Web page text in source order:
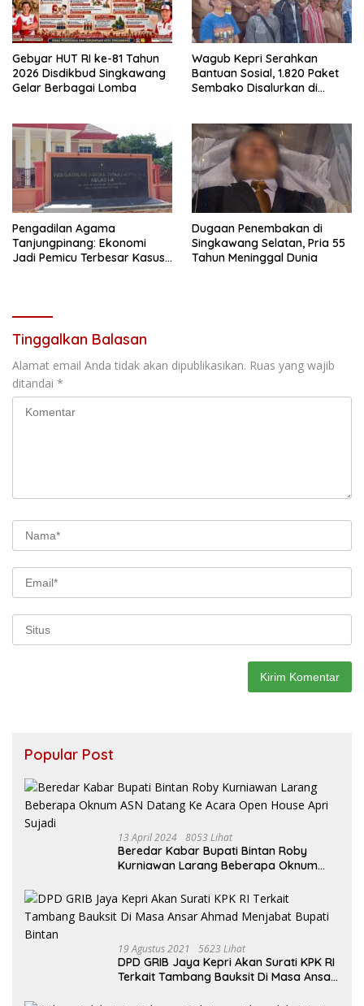
Gebyar HUT RI ke-81 Tahun
2026 Disdikbud Singkawang
Gelar Berbagai Lomba
Wagub Kepri Serahkan
Bantuan Sosial, 1.820 Paket
Sembako Disalurkan di
Pengadilan Agama
Tanjungpinang: Ekonomi
Jadi Pemicu Terbesar Kasus
Dugaan Penembakan di
Singkawang Selatan, Pria 55
Tahun Meninggal Dunia
Tinggalkan Balasan
Alamat email Anda tidak akan dipublikasikan. Ruas yang wajib
ditandai *
Popular Post
13 April 2024 8053 Lihat
Beredar Kabar Bupati Bintan Roby
Kurniawan Larang Beberapa Oknum
Sujadi
19 Agustus 2021 5623 Lihat
DPD GRIB Jaya Kepri Akan Surati KPK RI
Terkait Tambang Bauksit Di Masa Ansar